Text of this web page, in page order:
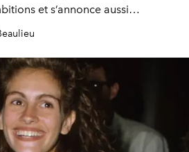
et s’annonce aussi